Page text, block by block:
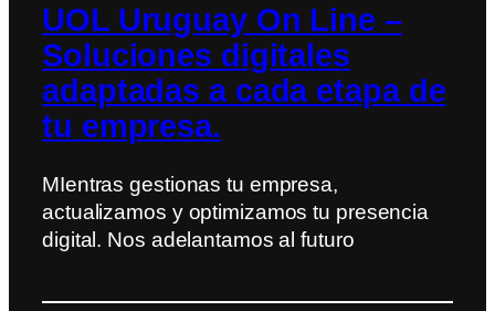
UOL Uruguay On Line –
Soluciones digitales
adaptadas a cada etapa de
tu empresa.
MIentras gestionas tu empresa,
actualizamos y optimizamos tu presencia
digital. Nos adelantamos al futuro